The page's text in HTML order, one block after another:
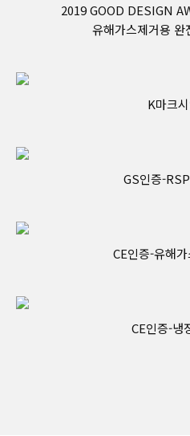
2019 GOOD DESIGN
유해가스제거용 완
K마크
GS인증-
CE인증-유해
CE인증-냉